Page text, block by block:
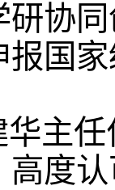
协
报国
主
度